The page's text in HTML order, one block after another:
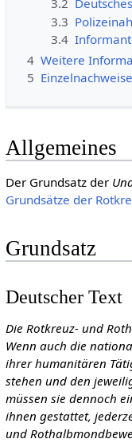
3.2
3.3
3.4
4 Weitere
5 Einzelnachweise
Allgemeines
Der Grundsatz der
Grundsätze der
Grundsatz
Deutscher Text
Die Rotkreuz- und
Wenn auch die
ihrer humanitären
stehen und den
müssen sie dennoch
ihnen gestattet,
und